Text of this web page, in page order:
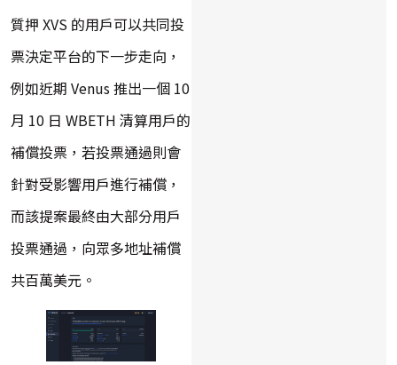
質押 XVS 的用戶可以共同投
票決定平台的下一步走向，
例如近期 Venus 推出一個 10
月 10 日 WBETH 清算用戶的
補償投票，若投票通過則會
針對受影響用戶進行補償，
而該提案最終由大部分用戶
投票通過，向眾多地址補償
共百萬美元。